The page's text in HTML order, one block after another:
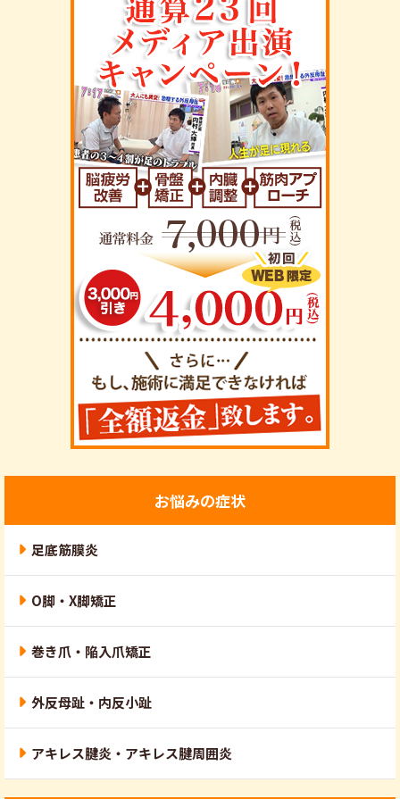
お悩みの症状
足底筋膜炎
O脚・X脚矯正
巻き爪・陥入爪矯正
外反母趾・内反小趾
アキレス腱炎・アキレス腱周囲炎